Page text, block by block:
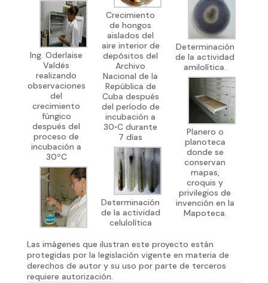
Ing. Oderlaise
Valdés
realizando
observaciones
del
crecimiento
fúngico
después del
proceso de
incubación a
30ºC
Crecimiento
de hongos
aislados del
aire interior de
depósitos del
Archivo
Nacional de la
República de
Cuba después
del período de
incubación a
30◦C durante
7 días
Determinación
de la actividad
celulolítica
Determinación
de la actividad
amilolítica.
Planero o
planoteca
donde se
conservan
mapas,
croquis y
privilegios de
invención en la
Mapoteca.
Las imágenes que ilustran este proyecto están
protegidas por la legislación vigente en materia de
derechos de autor y su uso por parte de terceros
requiere autorización.